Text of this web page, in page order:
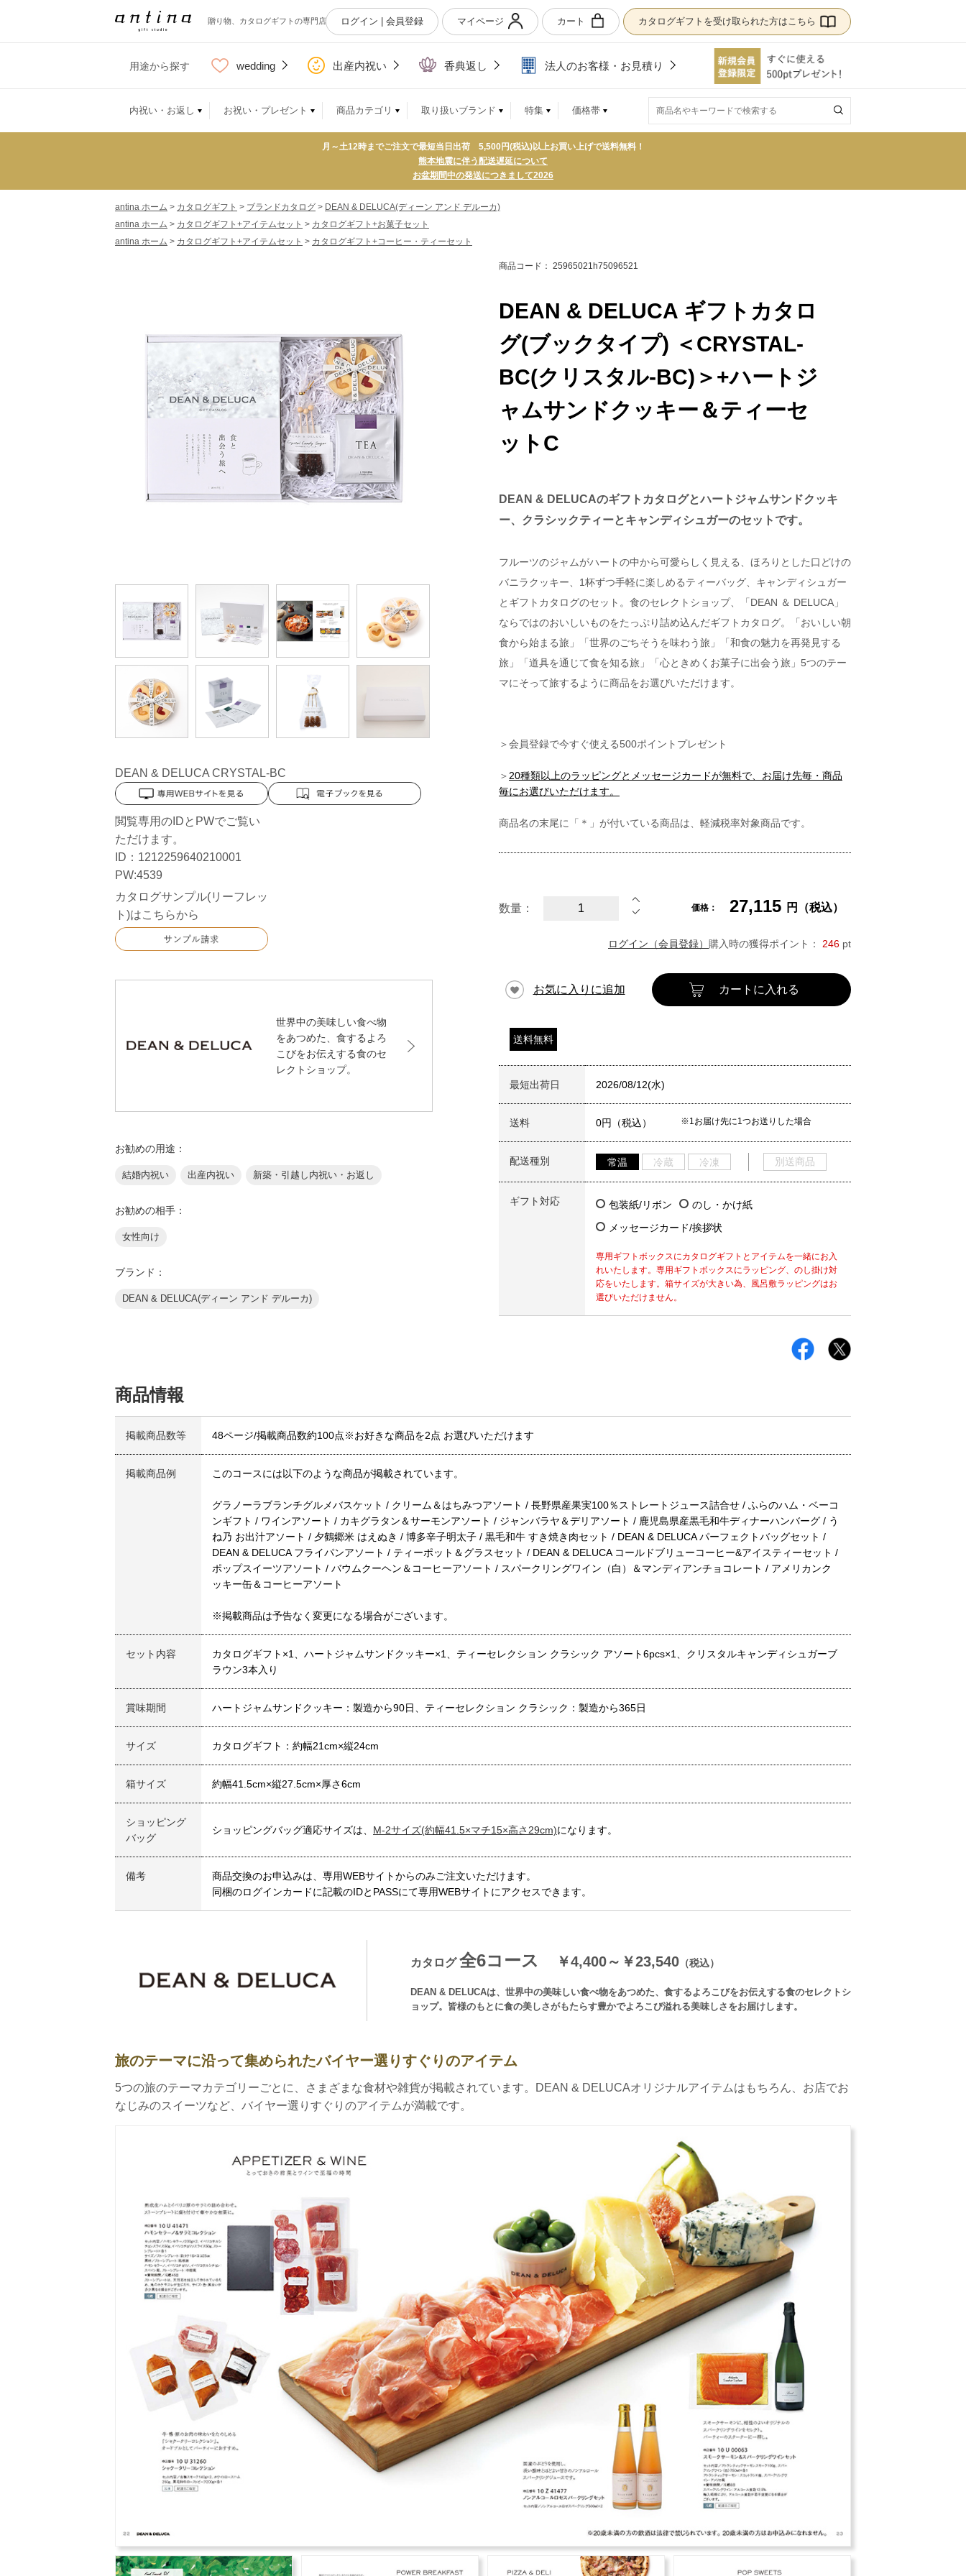
贈り物、カタログギフトの専門店 ログイン | 会員登録 マイページ カート カタログギフトを受け取られた方はこちら
用途から探す wedding 出産内祝い 香典返し 法人のお客様・お見積り
内祝い・お返し お祝い・プレゼント 商品カテゴリ 取り扱いブランド 特集 価格帯
月～土12時までご注文で最短当日出荷 5,500円(税込)以上お買い上げで送料無料！
熊本地震に伴う配送遅延について
お盆期間中の発送につきまして2026
antina ホーム > カタログギフト > ブランドカタログ > DEAN & DELUCA(ディーン アンド デルーカ)
antina ホーム > カタログギフト+アイテムセット > カタログギフト+お菓子セット
antina ホーム > カタログギフト+アイテムセット > カタログギフト+コーヒー・ティーセット
DEAN & DELUCA CRYSTAL-BC
閲覧専用のIDとPWでご覧い
ただけます。
ID：1212259640210001
PW:4539
カタログサンプル(リーフレッ
ト)はこちらから
世界中の美味しい食べ物
をあつめた、食するよろ
こびをお伝えする食のセ
レクトショップ。
お勧めの用途：
結婚内祝い 出産内祝い 新築・引越し内祝い・お返し
お勧めの相手：
女性向け
ブランド：
DEAN & DELUCA(ディーン アンド デルーカ)
商品コード： 25965021h75096521
DEAN & DELUCA ギフトカタロ
グ(ブックタイプ) ＜CRYSTAL-
BC(クリスタル-BC)＞+ハートジ
ャムサンドクッキー＆ティーセ
ットC
DEAN & DELUCAのギフトカタログとハートジャムサンドクッキ
ー、クラシックティーとキャンディシュガーのセットです。
フルーツのジャムがハートの中から可愛らしく見える、ほろりとした口どけの
バニラクッキー、1杯ずつ手軽に楽しめるティーバッグ、キャンディシュガー
とギフトカタログのセット。食のセレクトショップ、「DEAN ＆ DELUCA」
ならではのおいしいものをたっぷり詰め込んだギフトカタログ。「おいしい朝
食から始まる旅」「世界のごちそうを味わう旅」「和食の魅力を再発見する
旅」「道具を通じて食を知る旅」「心ときめくお菓子に出会う旅」5つのテー
マにそって旅するように商品をお選びいただけます。
＞会員登録で今すぐ使える500ポイントプレゼント
＞ 20種類以上のラッピングとメッセージカードが無料で、お届け先毎・商品
毎にお選びいただけます。
商品名の末尾に「＊」が付いている商品は、軽減税率対象商品です。
数量： 価格： 27,115 円（税込）
ログイン（会員登録） 購入時の獲得ポイント： 246 pt
お気に入りに追加 カートに入れる
送料無料
最短出荷日 2026/08/12(水)
送料 0円（税込） ※1お届け先に1つお送りした場合
配送種別 常温 冷蔵 冷凍 別送商品
ギフト対応 包装紙/リボン
のし・かけ紙
メッセージカード/挨拶状
専用ギフトボックスにカタログギフトとアイテムを一緒にお入
れいたします。専用ギフトボックスにラッピング、のし掛け対
応をいたします。箱サイズが大きい為、風呂敷ラッピングはお
選びいただけません。
商品情報
掲載商品数等 48ページ/掲載商品数約100点※お好きな商品を2点 お選びいただけます
掲載商品例 このコースには以下のような商品が掲載されています。
グラノーラブランチグルメバスケット / クリーム＆はちみつアソート / 長野県産果実100％ストレートジュース詰合せ / ふらのハム・ベーコ
ンギフト / ワインアソート / カキグラタン＆サーモンアソート / ジャンバラヤ＆デリアソート / 鹿児島県産黒毛和牛ディナーハンバーグ / う
ね乃 お出汁アソート / 夕鶴郷米 はえぬき / 博多辛子明太子 / 黒毛和牛 すき焼き肉セット / DEAN & DELUCA パーフェクトバッグセット /
DEAN & DELUCA フライパンアソート / ティーポット＆グラスセット / DEAN & DELUCA コールドブリューコーヒー&アイスティーセット /
ポップスイーツアソート / バウムクーヘン＆コーヒーアソート / スパークリングワイン（白）＆マンディアンチョコレート / アメリカンク
ッキー缶＆コーヒーアソート
※掲載商品は予告なく変更になる場合がございます。
セット内容
カタログギフト×1、ハートジャムサンドクッキー×1、ティーセレクション クラシック アソート6pcs×1、クリスタルキャンディシュガーブ
ラウン3本入り
賞味期間 ハートジャムサンドクッキー：製造から90日、ティーセレクション クラシック：製造から365日
サイズ カタログギフト：約幅21cm×縦24cm
箱サイズ 約幅41.5cm×縦27.5cm×厚さ6cm
ショッピング
バッグ
ショッピングバッグ適応サイズは、 M-2サイズ(約幅41.5×マチ15×高さ29cm)になります。
備考
商品交換のお申込みは、専用WEBサイトからのみご注文いただけます。
同梱のログインカードに記載のIDとPASSにて専用WEBサイトにアクセスできます。
カタログ 全6コース ￥4,400～￥23,540（税込）
DEAN & DELUCAは、世界中の美味しい食べ物をあつめた、食するよろこびをお伝えする食のセレクトシ
ョップ。皆様のもとに食の美しさがもたらす豊かでよろこび溢れる美味しさをお届けします。
旅のテーマに沿って集められたバイヤー選りすぐりのアイテム
5つの旅のテーマカテゴリーごとに、さまざまな食材や雑貨が掲載されています。DEAN & DELUCAオリジナルアイテムはもちろん、お店でお
なじみのスイーツなど、バイヤー選りすぐりのアイテムが満載です。